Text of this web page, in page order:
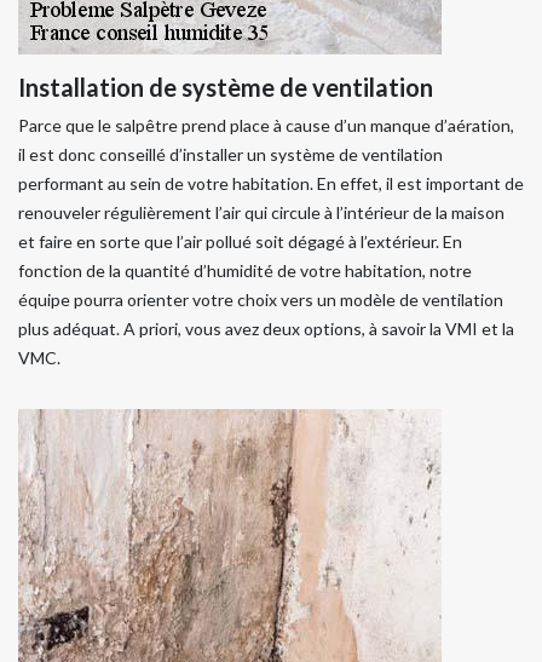
Installation de système de ventilation
Parce que le salpêtre prend place à cause d’un manque d’aération,
il est donc conseillé d’installer un système de ventilation
performant au sein de votre habitation. En effet, il est important de
renouveler régulièrement l’air qui circule à l’intérieur de la maison
et faire en sorte que l’air pollué soit dégagé à l’extérieur. En
fonction de la quantité d’humidité de votre habitation, notre
équipe pourra orienter votre choix vers un modèle de ventilation
plus adéquat. A priori, vous avez deux options, à savoir la VMI et la
VMC.